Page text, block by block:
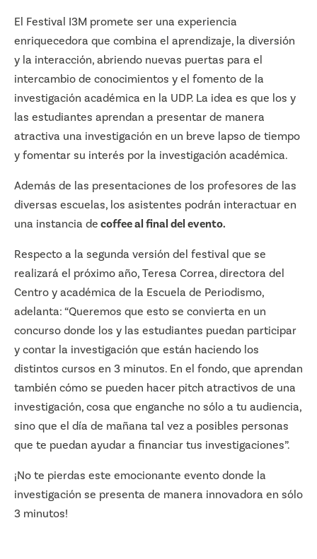
El Festival I3M promete ser una experiencia
enriquecedora que combina el aprendizaje, la diversión
y la interacción, abriendo nuevas puertas para el
intercambio de conocimientos y el fomento de la
investigación académica en la UDP. La idea es que los y
las estudiantes aprendan a presentar de manera
atractiva una investigación en un breve lapso de tiempo
y fomentar su interés por la investigación académica.
Además de las presentaciones de los profesores de las
diversas escuelas, los asistentes podrán interactuar en
una instancia de coffee al final del evento.
Respecto a la segunda versión del festival que se
realizará el próximo año, Teresa Correa, directora del
Centro y académica de la Escuela de Periodismo,
adelanta: “Queremos que esto se convierta en un
concurso donde los y las estudiantes puedan participar
y contar la investigación que están haciendo los
distintos cursos en 3 minutos. En el fondo, que aprendan
también cómo se pueden hacer pitch atractivos de una
investigación, cosa que enganche no sólo a tu audiencia,
sino que el día de mañana tal vez a posibles personas
que te puedan ayudar a financiar tus investigaciones”.
¡No te pierdas este emocionante evento donde la
investigación se presenta de manera innovadora en sólo
3 minutos!